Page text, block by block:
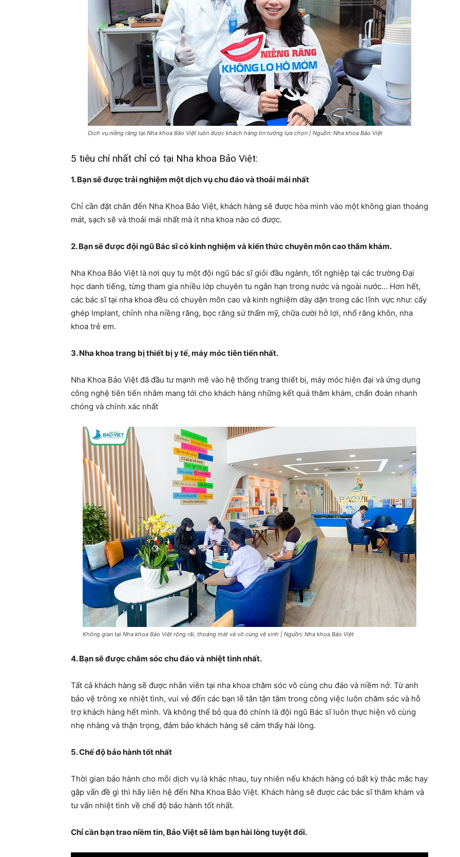
Dịch vụ niềng răng tại Nha khoa Bảo Việt luôn được khách hàng tin tưởng lựa chọn | Nguồn: Nha khoa Bảo Việt
5 tiêu chí nhất chỉ có tại Nha khoa Bảo Việt:
1. Bạn sẽ được trải nghiệm một dịch vụ chu đáo và thoải mái nhất
Chỉ cần đặt chân đến Nha Khoa Bảo Việt, khách hàng sẽ được hòa mình vào một không gian thoáng
mát, sạch sẽ và thoải mái nhất mà ít nha khoa nào có được.
2. Bạn sẽ được đội ngũ Bác sĩ có kinh nghiệm và kiến thức chuyên môn cao thăm khám.
Nha Khoa Bảo Việt là nơi quy tụ một đội ngũ bác sĩ giỏi đầu ngành, tốt nghiệp tại các trường Đại
học danh tiếng, từng tham gia nhiều lớp chuyên tu ngắn hạn trong nước và ngoài nước… Hơn hết,
các bác sĩ tại nha khoa đều có chuyên môn cao và kinh nghiệm dày dặn trong các lĩnh vực như: cấy
ghép Implant, chỉnh nha niềng răng, bọc răng sứ thẩm mỹ, chữa cười hở lợi, nhổ răng khôn, nha
khoa trẻ em.
3. Nha khoa trang bị thiết bị y tế, máy móc tiên tiến nhất.
Nha Khoa Bảo Việt đã đầu tư mạnh mẽ vào hệ thống trang thiết bị, máy móc hiện đại và ứng dụng
công nghệ tiên tiến nhằm mang tới cho khách hàng những kết quả thăm khám, chẩn đoán nhanh
chóng và chính xác nhất
Không gian tại Nha khoa Bảo Việt rộng rãi, thoáng mát và vô cùng vệ sinh | Nguồn: Nha khoa Bảo Việt
4. Bạn sẽ được chăm sóc chu đáo và nhiệt tình nhất.
Tất cả khách hàng sẽ được nhân viên tại nha khoa chăm sóc vô cùng chu đáo và niềm nở. Từ anh
bảo vệ trông xe nhiệt tình, vui vẻ đến các bạn lễ tân tận tâm trong công việc luôn chăm sóc và hỗ
trợ khách hàng hết mình. Và không thể bỏ qua đó chính là đội ngũ Bác sĩ luôn thực hiện vô cùng
nhẹ nhàng và thận trọng, đảm bảo khách hàng sẽ cảm thấy hài lòng.
5. Chế độ bảo hành tốt nhất
Thời gian bảo hành cho mỗi dịch vụ là khác nhau, tuy nhiên nếu khách hàng có bất kỳ thắc mắc hay
gặp vấn đề gì thì hãy liên hệ đến Nha Khoa Bảo Việt. Khách hàng sẽ được các bác sĩ thăm khám và
tư vấn nhiệt tình về chế độ bảo hành tốt nhất.
Chỉ cần bạn trao niềm tin, Bảo Việt sẽ làm bạn hài lòng tuyệt đối.